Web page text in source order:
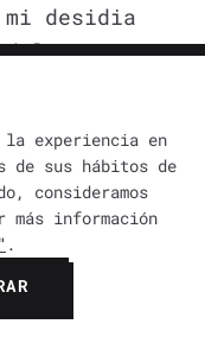
desidia
viernes a
el
produjo la
pudiera
de las
quejas de
Daneri.
la experiencia en
sus hábitos de
consideramos
más información
.